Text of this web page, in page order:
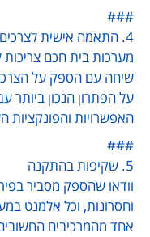
###
4. התאמה אישית לצרכים
מערכות בית חכם
שיחה עם הספק על
על הפתרון הנכון ביותר
האפשרויות
###
5. שקיפות בהתקנה
וודאו שהספק מסביר
וחסרונות, וכל אלמנט
אחד מהמרכיבים